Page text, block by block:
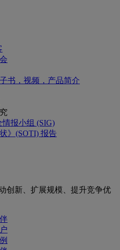
书，视频，产品简介
情报小组 (SIG)
》(SOTI) 报告
创新、扩展规模、提升竞争优